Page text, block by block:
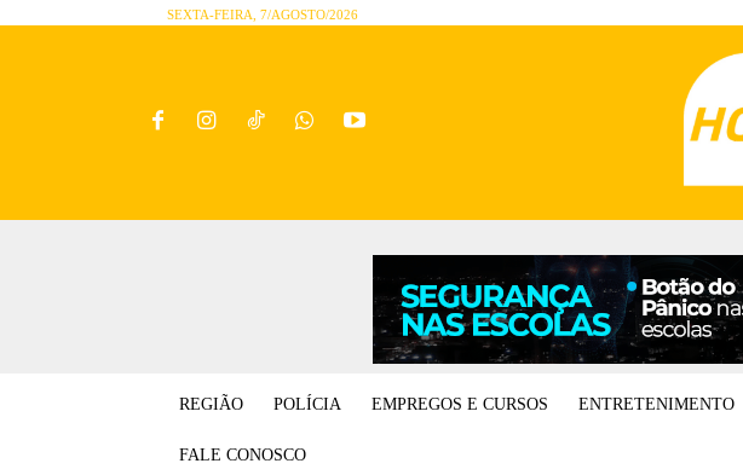
SEXTA-FEIRA, 7/AGOSTO/2026
REGIÃO POLÍCIA EMPREGOS E CURSOS ENTRETENIMENTO
FALE CONOSCO